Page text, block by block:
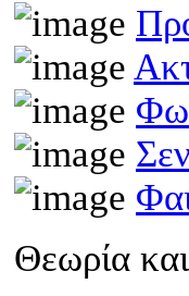
Θεωρία